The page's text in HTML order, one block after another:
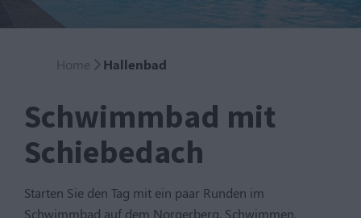
Home Hallenbad
Schwimmbad mit
Schiebedach
Starten Sie den Tag mit ein paar Runden im
Schwimmbad auf dem Norgerberg. Schwimmen,